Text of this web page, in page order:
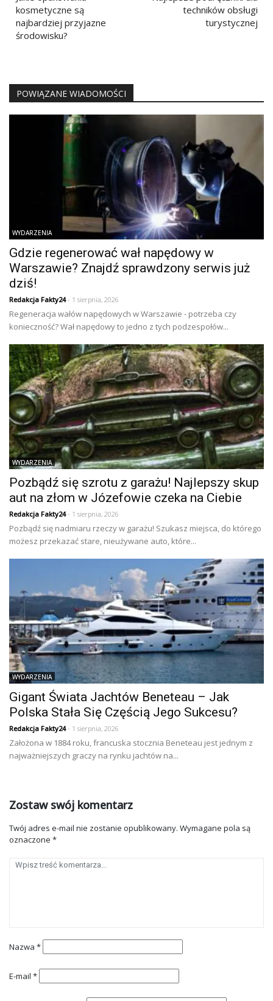
kosmetyczne są
najbardziej przyjazne
środowisku?
techników obsługi
turystycznej
POWIĄZANE WIADOMOŚCI
WYDARZENIA
Gdzie regenerować wał napędowy w
Warszawie? Znajdź sprawdzony serwis już
dziś!
Redakcja Fakty24- 1 sierpnia, 2026
Regeneracja wałów napędowych w Warszawie - potrzeba czy
konieczność? Wał napędowy to jedno z tych podzespołów...
WYDARZENIA
Pozbądź się szrotu z garażu! Najlepszy skup
aut na złom w Józefowie czeka na Ciebie
Redakcja Fakty24- 1 sierpnia, 2026
Pozbądź się nadmiaru rzeczy w garażu! Szukasz miejsca, do którego
możesz przekazać stare, nieużywane auto, które...
WYDARZENIA
Gigant Świata Jachtów Beneteau – Jak
Polska Stała Się Częścią Jego Sukcesu?
Redakcja Fakty24- 1 sierpnia, 2026
Założona w 1884 roku, francuska stocznia Beneteau jest jednym z
najważniejszych graczy na rynku jachtów na...
Zostaw swój komentarz
Twój adres e-mail nie zostanie opublikowany. Wymagane pola są
oznaczone *
Nazwa *
E-mail *